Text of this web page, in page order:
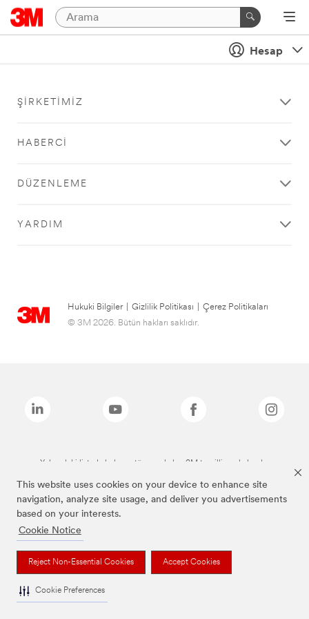
This website uses cookies on your device to enhance site
navigation, analyze site usage, and deliver you advertisements
based on your interests.
Cookie Notice
Reject Non-Essential Cookies Accept Cookies
Cookie Preferences
Hesap
ŞIRKETIMIZ
HABERCI
DÜZENLEME
YARDIM
Hukuki Bilgiler Gizlilik Politikası
Çerez Politikaları
© 3M 2026. Bütün hakları saklıdır.
Yukarıdaki listede bulunan tüm markalar, 3M tescilli markalarıdır.